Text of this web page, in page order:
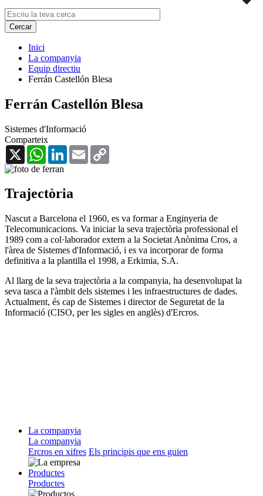
Inici
La companyia
Equip directiu
Ferrán Castellón Blesa
Ferrán Castellón Blesa
Sistemes d'Informació
Comparteix
X
WhatsAppLinkedInEmail
Trajectòria
Nascut a Barcelona el 1960, es va formar a Enginyeria de
Telecomunicacions. Va iniciar la seva trajectòria professional el
1989 com a col·laborador extern a la Societat Anònima Cros, a
l'àrea de Sistemes d'Informació, i es va incorporar de forma
definitiva a la plantilla el 1998, a Erkimia, S.A.
Al llarg de la seva trajectòria a la companyia, ha desenvolupat la
seva tasca a l'àmbit dels sistemes i les infraestructures de dades.
Actualment, és cap de Sistemes i director de Seguretat de la
Informació (CISO, per les sigles en anglès) d'Ercros.
La companyia
La companyia
Ercros en xifres Els principis que ens guien
Productes
Productes